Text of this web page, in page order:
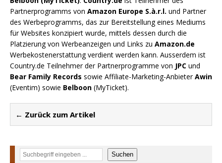
Partnerprogramms von Amazon Europe S.à.r.l. und Partner
des Werbeprogramms, das zur Bereitstellung eines Mediums
für Websites konzipiert wurde, mittels dessen durch die
Platzierung von Werbeanzeigen und Links zu Amazon.de
Werbekostenerstattung verdient werden kann. Ausserdem ist
Country.de Teilnehmer der Partnerprogramme von JPC und
Bear Family Records sowie Affiliate-Marketing-AnbieterAwin
(Eventim) sowie Belboon (MyTicket).
← Zurück zum Artikel
Suchen Suchen